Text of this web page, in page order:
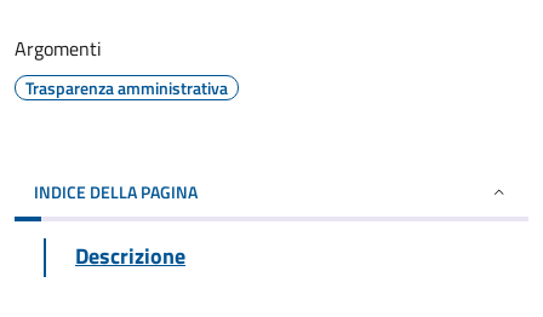
Argomenti
Trasparenza amministrativa
INDICE DELLA PAGINA
Descrizione